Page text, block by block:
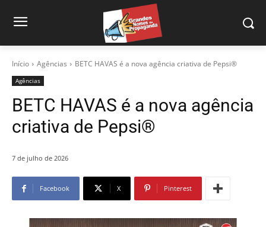
Início Agências BETC HAVAS é a nova agência criativa de Pepsi®
Agências
BETC HAVAS é a nova agência
criativa de Pepsi®
7 de julho de 2026
Facebook X Pinterest